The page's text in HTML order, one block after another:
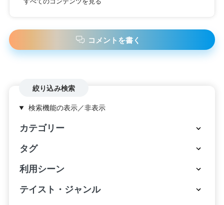
コメントを書く
検索機能の表示／非表示
絞り込み検索
カテゴリー
タグ
利用シーン
テイスト・ジャンル